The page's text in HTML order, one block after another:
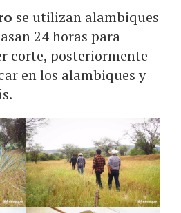
se utilizan alambiques
24 horas para
corte, posteriormente
en los alambiques y